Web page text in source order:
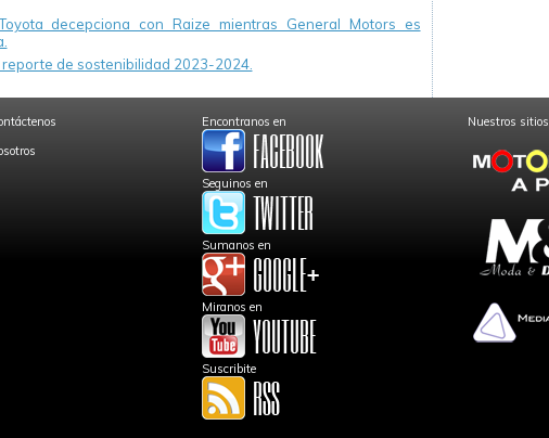
decepciona con Raize mientras General Motors es
de sostenibilidad 2023-2024.
Encontranos en
Seguinos en
Sumanos en
Miranos en
Suscribite
Nuestros sitios